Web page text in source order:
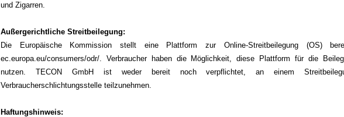
und Zigarren.
Außergerichtliche Streitbeilegung:
Die Europäische Kommission stellt eine Plattform zur Online-Streitbeilegung (OS)
ec.europa.eu/consumers/odr/. Verbraucher haben die Möglichkeit, diese Plattform für die
nutzen. TECON GmbH ist weder bereit noch verpflichtet, an einem
Verbraucherschlichtungsstelle teilzunehmen.
Haftungshinweis: